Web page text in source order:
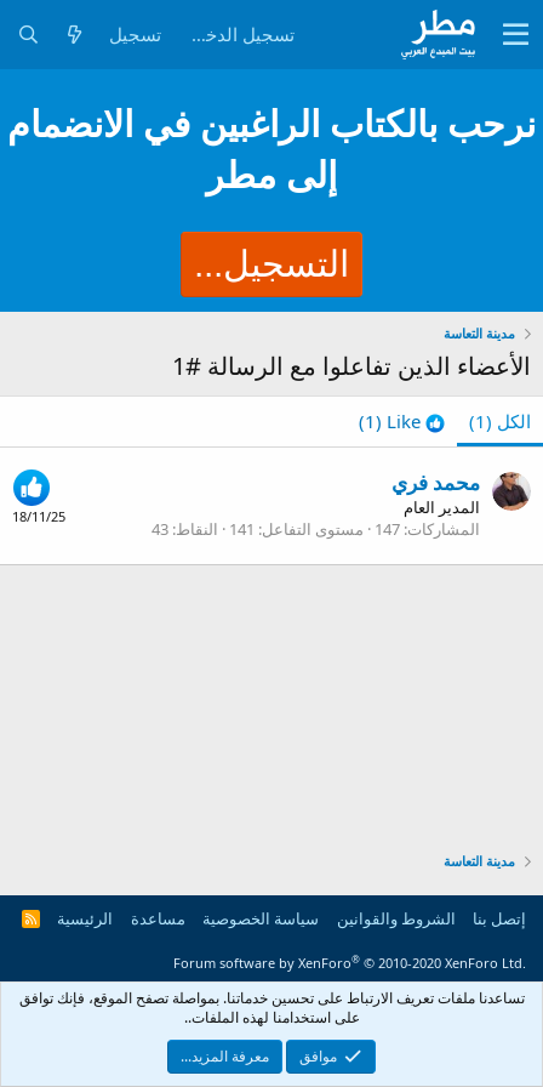
تسجيل الدخول تسجيل
نرحب بالكتاب الراغبين في الانضمام
إلى مطر
التسجيل...
مدينة التعاسة
الأعضاء الذين تفاعلوا مع الرسالة #1
الكل (1)
Like
(1)
18/11/25
محمد فري
المدير العام
المشاركات 147 مستوى التفاعل 141 النقاط 43
مدينة التعاسة
إتصل بنا الشروط والقوانين سياسة الخصوصية مساعدة الرئيسية
R
Forum software by XenForo® © 2010-2020 XenForo Ltd.
تساعدنا ملفات تعريف الارتباط على تحسين خدماتنا. بمواصلة تصفح الموقع، فإنك توافق
على ‏استخدامنا لهذه الملفات..
موافق
معرفة المزيد...